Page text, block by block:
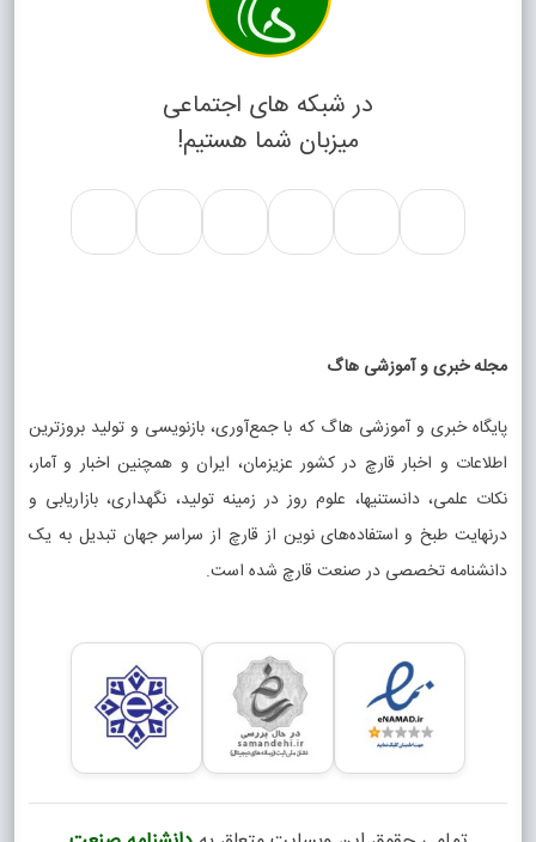
در شبکه های اجتماعی
میزبان شما هستیم!
مجله خبری و آموزشی هاگ
پایگاه خبری و آموزشی هاگ که با جمع‌آوری، بازنویسی و تولید بروزترین
اطلاعات و اخبار قارچ در کشور عزیزمان، ایران و همچنین اخبار و آمار،
نکات علمی، دانستنیها، علوم روز در زمینه تولید، نگهداری، بازاریابی و
درنهایت طبخ و استفاده‌های نوین از قارچ از سراسر جهان تبدیل به یک
دانشنامه تخصصی در صنعت قارچ شده است.